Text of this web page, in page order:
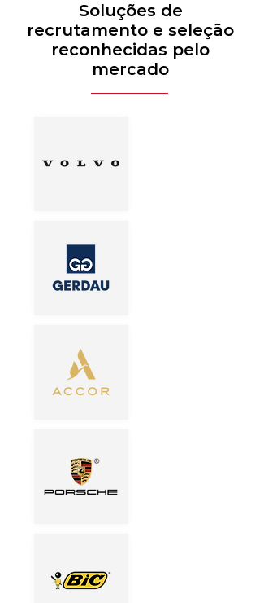
Soluções de
recrutamento e seleção
reconhecidas pelo
mercado